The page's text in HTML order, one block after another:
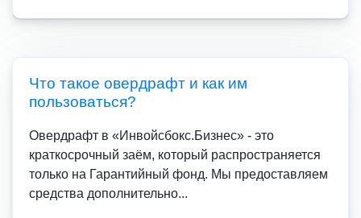
Что такое овердрафт и как им
пользоваться?
Овердрафт в «Инвойсбокс.Бизнес» - это
краткосрочный заём, который распространяется
только на Гарантийный фонд. Мы предоставляем
средства дополнительно...